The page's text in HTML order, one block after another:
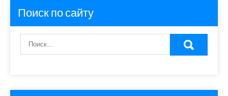
Поиск по сайту